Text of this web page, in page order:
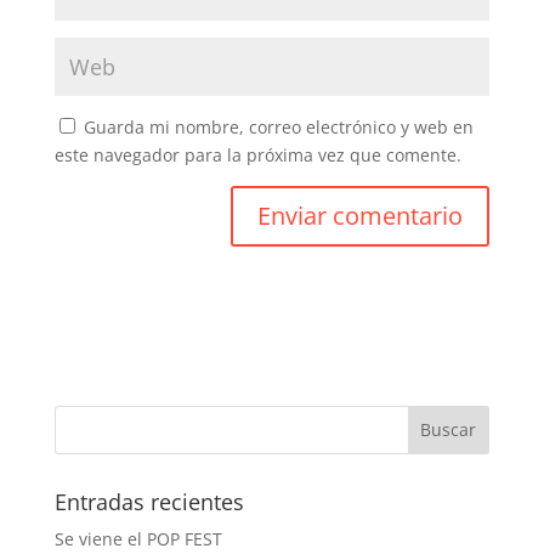
Guarda mi nombre, correo electrónico y web en
este navegador para la próxima vez que comente.
Entradas recientes
Se viene el POP FEST